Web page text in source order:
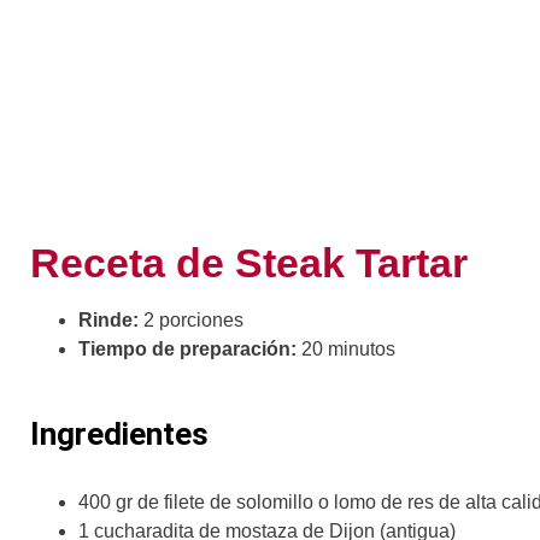
Receta de Steak Tartar
Rinde: 2 porciones
Tiempo de preparación: 20 minutos
Ingredientes
400 gr de filete de solomillo o lomo de res de alta
1 cucharadita de mostaza de Dijon (antigua)